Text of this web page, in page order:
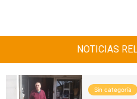
NOTICIAS
Sin categoría